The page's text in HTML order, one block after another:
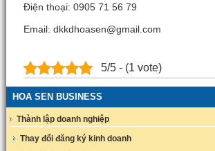
Điện thoại: 0905 71 56 79
Email: dkkdhoasen@gmail.com
5/5 - (1 vote)
HOA SEN BUSINESS
Thành lập doanh nghiệp
Thay đổi đăng ký kinh doanh